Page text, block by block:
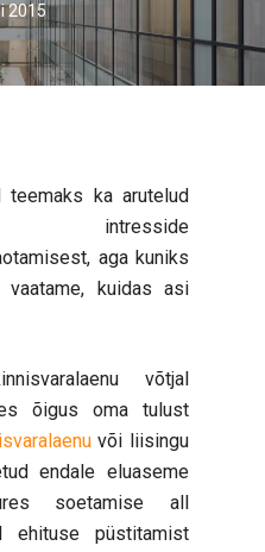
2015
ka arutelud
intresside
aga kuniks
kuidas asi
võtjal
õigus oma tulust
või liisingu
endale eluaseme
soetamise all
ehituse püstitamist